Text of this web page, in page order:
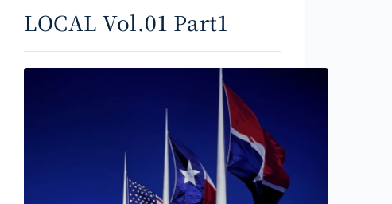
LOCAL Vol.01 Part1